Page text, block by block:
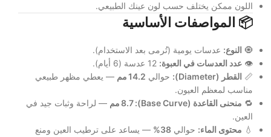
اللون ممكن يختلف حسب لون عينك الطبيعي.
📦 المواصفات الأساسية
🧿 النوع: عدسات يومية (تُرمى بعد الاستخدام).
👁️ عدد العدسات في العبوة:
📏 القطر (Diameter): حوالي 14.2 مم
— يعطي مظهر طبيعي
مناسب لمعظم العيون.
🔁 منحنى القاعدة (Base Curve): 8.7 مم
— لراحة وثبات جيد في
العين.
💧 محتوى الماء: حوالي 38%
— يساعد على ترطيب العين ومنع